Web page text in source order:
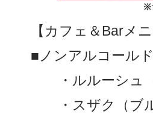
【カフェ＆Barメ
■ノンアルコール
・ルルーシュ
・スザク（ブ